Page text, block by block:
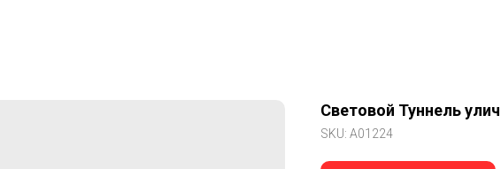
Световой Туннель
SKU: A01224